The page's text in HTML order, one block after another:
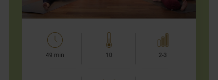
49 min 10 2-3